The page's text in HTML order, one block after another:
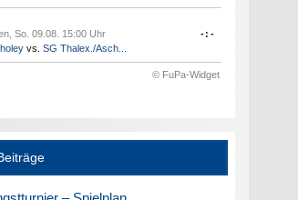
So. 09.08. 15:00 Uhr
vs. SG Thalex./Asch...
-:-
© FuPa-Widget